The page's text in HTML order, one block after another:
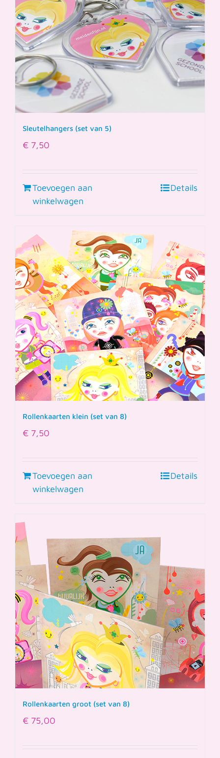
Sleutelhangers (set van 5)
€ 7,50
Toevoegen aan
winkelwagen
Details
Rollenkaarten klein (set van 8)
€ 7,50
Toevoegen aan
winkelwagen
Details
Rollenkaarten groot (set van 8)
€ 75,00